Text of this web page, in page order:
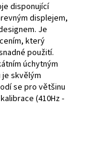
disponující
displejem,
Je
který
použití.
úchytným
skvělým
se pro většinu
(410Hz -